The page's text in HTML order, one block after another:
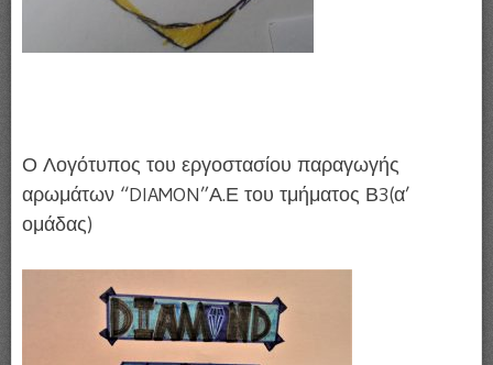
Ο Λογότυπος του εργοστασίου παραγωγής
αρωμάτων “DIAMON”Α.Ε του τμήματος Β3(α’
ομάδας)